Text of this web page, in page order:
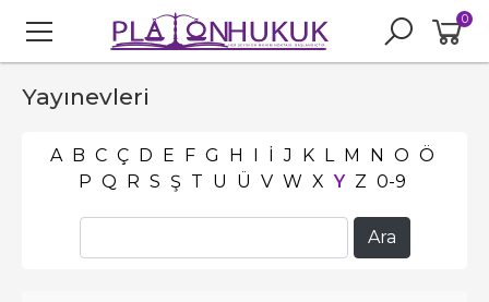
0
Yayınevleri
A B C Ç D E F G H I İ J K L M N O Ö
P Q R S Ş T U Ü V W X Y Z 0-9